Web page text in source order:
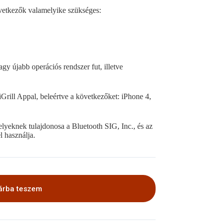
valamelyike szükséges:
újabb operációs rendszer fut, illetve
Appal, beleértve a következőket: iPhone 4,
tulajdonosa a Bluetooth SIG, Inc., és az
használja.
teszem